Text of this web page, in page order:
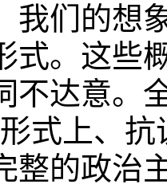
我们的想
式。这些
不达意。
式上、
整的政治